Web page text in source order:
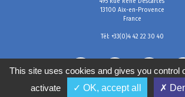
13100 Aix-en-Provence
France
Tél: +33(0)4 42 22 30 40
This site uses cookies and gives you control
activate
✓ OK, accept all ✗